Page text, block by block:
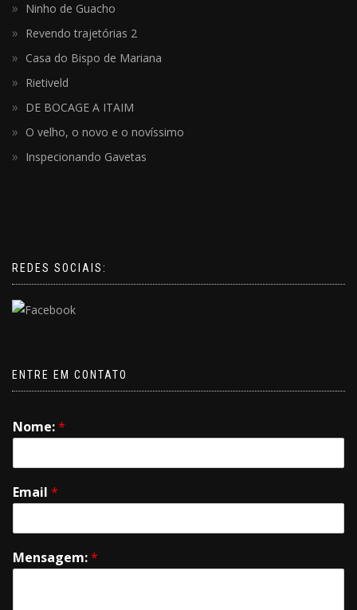
Ninho de Guacho
Revendo trajetórias 2
Casa do Bispo de Mariana
Rietiveld
DE BOCAGE A ITAIM
O velho, o novo e o novíssimo
Inspecionando Gavetas
REDES SOCIAIS:
ENTRE EM CONTATO
Nome:*
Email *
Mensagem:*